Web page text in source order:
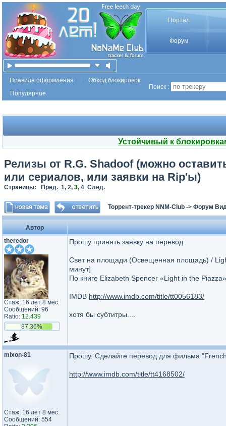
Портал
Форум
Правила оформления
Обход блокировок
Популярное
Поиск :
Устойчивый к
Релизы от R.G. Shadoof (можно
или сериалов, или заявки на Rip'ы)
Страницы: Пред. 1, 2, 3, 4 След.
Торрент-трекер NNM-Club -> Форум
Автор
theredor
Стаж: 16 лет 8 мес.
Сообщений: 96
Ratio: 12.439
87.36%
Прошу принять заявку на перевод:
Свет на площади (Освещенная площадь) /
минут]
По книге Elizabeth Spencer «Light in the
IMDB http://www.imdb.com/title/tt0056183/
хотя бы субтитры....
mixon-81
Стаж: 16 лет 8 мес.
Сообщений: 554
Прошу. Сделайте перевод для фильма
http://www.imdb.com/title/tt4168502/